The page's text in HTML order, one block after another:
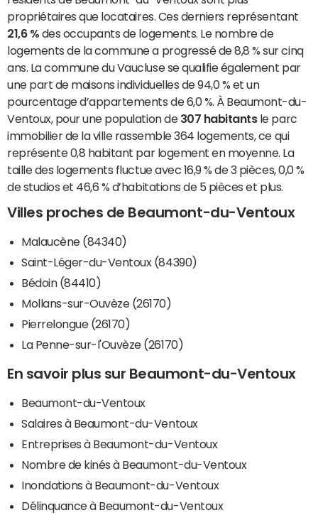
propriétaires que locataires. Ces derniers représentant
21,6 % des occupants de logements. Le nombre de
logements de la commune a progressé de 8,8 % sur cinq
ans. La commune du Vaucluse se qualifie également par
une part de maisons individuelles de 94,0 % et un
pourcentage d’appartements de 6,0 %. À Beaumont-du-
Ventoux, pour une population de 307 habitantsle parc
immobilier de la ville rassemble 364 logements, ce qui
représente 0,8 habitant par logement en moyenne. La
taille des logements fluctue avec 16,9 % de 3 pièces, 0,0 %
de studios et 46,6 % d’habitations de 5 pièces et plus.
Villes proches de Beaumont-du-Ventoux
Malaucène (84340)
Saint-Léger-du-Ventoux (84390)
Bédoin (84410)
Mollans-sur-Ouvèze (26170)
Pierrelongue (26170)
La Penne-sur-l'Ouvèze (26170)
En savoir plus sur Beaumont-du-Ventoux
Beaumont-du-Ventoux
Salaires à Beaumont-du-Ventoux
Entreprises à Beaumont-du-Ventoux
Nombre de kinés à Beaumont-du-Ventoux
Inondations à Beaumont-du-Ventoux
Délinquance à Beaumont-du-Ventoux